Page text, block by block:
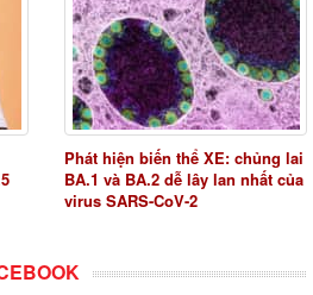
Phát hiện biến thể XE: chủng lai
BA.1 và BA.2 dễ lây lan nhất của
virus SARS-CoV-2